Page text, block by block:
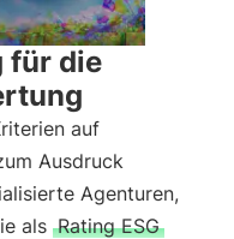
für die
auf
Ausdruck
Agenturen,
als Rating ESG